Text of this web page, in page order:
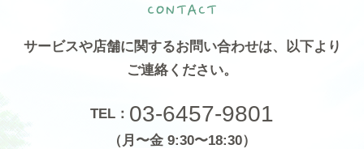
サービスや店舗に関するお問い合わせは、
以下より
ご連絡ください。
TEL： 03-6457-9801
（月〜金 9:30〜18:30）